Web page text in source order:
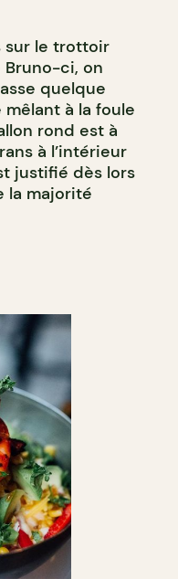
sur le trottoir
ci, on
quelque
mêlant à la foule
rond est à
à l’intérieur
justifié dès lors
la majorité